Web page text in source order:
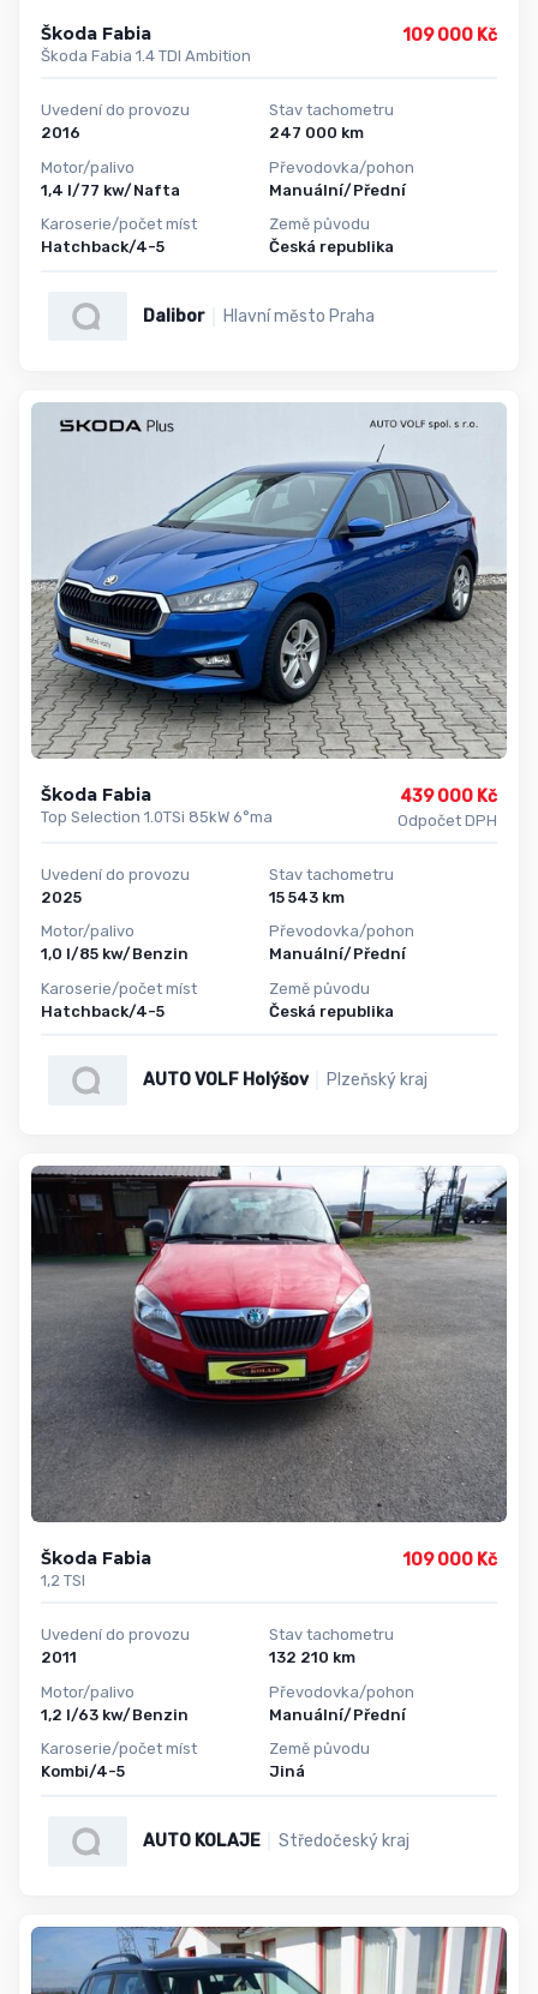
Škoda Fabia
Škoda Fabia 1.4 TDI Ambition
109 000 Kč
Uvedení do provozu
2016
Motor/palivo
1,4 l/77 kw/Nafta
Karoserie/počet míst
Hatchback/4-5
Stav tachometru
247 000 km
Převodovka/pohon
Manuální/Přední
Země původu
Česká republika
Dalibor Hlavní město Praha
Škoda Fabia
Top Selection 1.0TSi 85kW 6°ma
439 000 Kč
Odpočet DPH
Uvedení do provozu
2025
Motor/palivo
1,0 l/85 kw/Benzin
Karoserie/počet míst
Hatchback/4-5
Stav tachometru
15 543 km
Převodovka/pohon
Manuální/Přední
Země původu
Česká republika
AUTO VOLF Holýšov Plzeňský kraj
Škoda Fabia
1,2 TSI
109 000 Kč
Uvedení do provozu
2011
Motor/palivo
1,2 l/63 kw/Benzin
Karoserie/počet míst
Kombi/4-5
Stav tachometru
132 210 km
Převodovka/pohon
Manuální/Přední
Země původu
Jiná
AUTO KOLAJE Středočeský kraj